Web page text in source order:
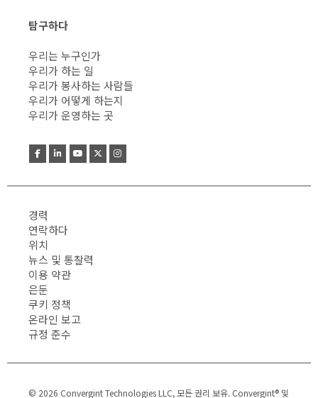
탐구하다
우리는 누구인가
우리가 하는 일
우리가 봉사하는 사람들
우리가 어떻게 하는지
우리가 운영하는 곳
경력
연락하다
위치
뉴스 및 통찰력
이용 약관
은둔
쿠키 정책
온라인 보고
규정 준수
© 2026 Convergint Technologies LLC, 모든 권리 보유. Convergint® 및